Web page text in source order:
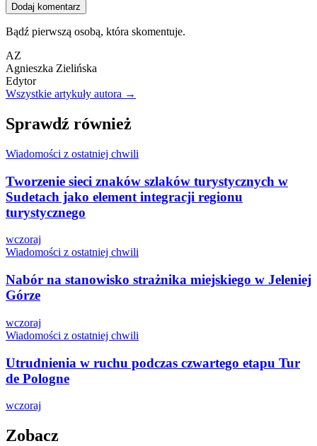
Dodaj komentarz
Bądź pierwszą osobą, która skomentuje.
AZ
Agnieszka Zielińska
Edytor
Wszystkie artykuły autora →
Sprawdź również
Wiadomości z ostatniej chwili
Tworzenie sieci znaków szlaków turystycznych w
Sudetach jako element integracji regionu
turystycznego
wczoraj
Wiadomości z ostatniej chwili
Nabór na stanowisko strażnika miejskiego w Jeleniej
Górze
wczoraj
Wiadomości z ostatniej chwili
Utrudnienia w ruchu podczas czwartego etapu Tur
de Pologne
wczoraj
Zobacz